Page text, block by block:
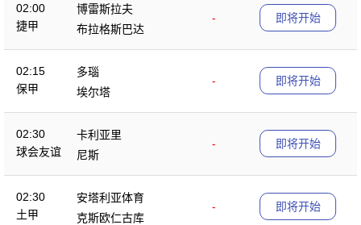
02:00
捷甲
博雷斯拉夫
-
布拉格斯巴达
即将开始
02:15
保甲
多瑙
-
埃尔塔
即将开始
02:30
球会友谊
卡利亚里
-
尼斯
即将开始
02:30
土甲
安塔利亚体育
-
克斯欧仁古库
即将开始